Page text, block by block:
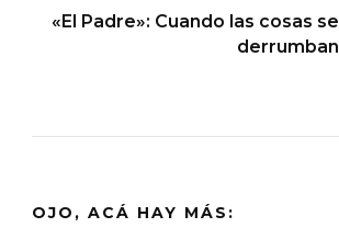
«El Padre»: Cuando las cosas se
derrumban
OJO, ACÁ HAY MÁS: